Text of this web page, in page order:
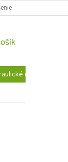
COOKIES
čerpadlá